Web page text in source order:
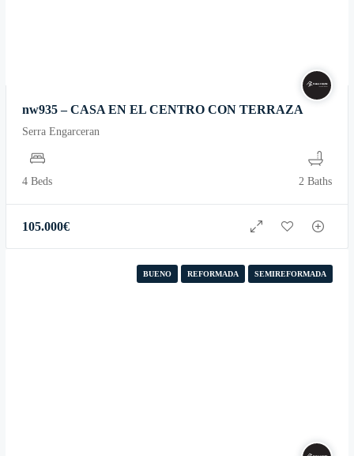
nw935 – CASA EN EL CENTRO CON TERRAZA
Serra Engarceran
4 Beds 2 Baths
105.000€
BUENO REFORMADA SEMIREFORMADA